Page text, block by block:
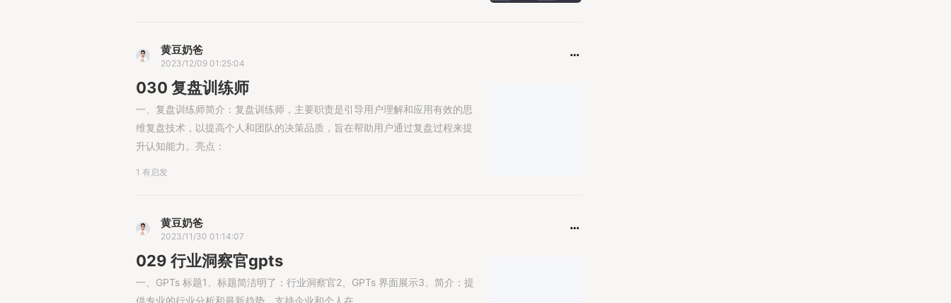
黄豆奶爸
2023/12/09 01:25:04
030 复盘训练师
一、复盘训练师简介：复盘训练师，主要职责是引导用户理解和应用有效的思
维复盘技术，以提高个人和团队的决策品质，旨在帮助用户通过复盘过程来提
升认知能力。亮点：
1 有启发
黄豆奶爸
2023/11/30 01:14:07
029 行业洞察官gpts
一、GPTs 标题1、标题简洁明了：行业洞察官2、GPTs 界面展示3、简介：提
供专业的行业分析和最新趋势，支持企业和个人在......